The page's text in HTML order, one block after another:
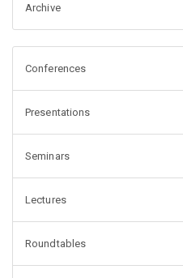
Archive
Conferences
Presentations
Seminars
Lectures
Roundtables